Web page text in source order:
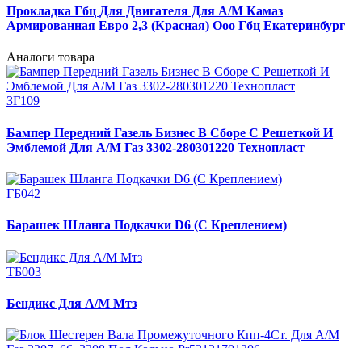
Прокладка Гбц Для Двигателя Для А/М Камаз
Армированная Евро 2,3 (Красная) Ооо Гбц Екатеринбург
Аналоги товара
ЗГ109
Бампер Передний Газель Бизнес В Сборе С Решеткой И
Эмблемой Для А/М Газ 3302-280301220 Технопласт
ГБ042
Барашек Шланга Подкачки D6 (С Креплением)
ТБ003
Бендикс Для А/М Мтз